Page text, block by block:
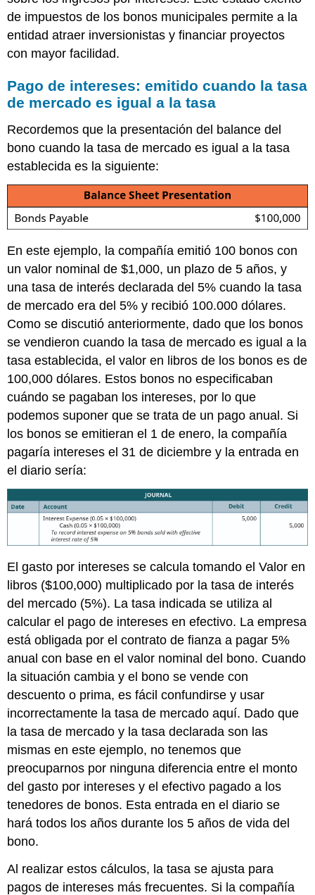
de impuestos de los bonos municipales permite a la
entidad atraer inversionistas y financiar proyectos
con mayor facilidad.
Pago de intereses: emitido cuando la tasa
de mercado es igual a la tasa
Recordemos que la presentación del balance del
bono cuando la tasa de mercado es igual a la tasa
establecida es la siguiente:
En este ejemplo, la compañía emitió 100 bonos con
un valor nominal de $1,000, un plazo de 5 años, y
una tasa de interés declarada del 5% cuando la tasa
de mercado era del 5% y recibió 100.000 dólares.
Como se discutió anteriormente, dado que los bonos
se vendieron cuando la tasa de mercado es igual a la
tasa establecida, el valor en libros de los bonos es de
100,000 dólares. Estos bonos no especificaban
cuándo se pagaban los intereses, por lo que
podemos suponer que se trata de un pago anual. Si
los bonos se emitieran el 1 de enero, la compañía
pagaría intereses el 31 de diciembre y la entrada en
el diario sería:
El gasto por intereses se calcula tomando el Valor en
libros ($100,000) multiplicado por la tasa de interés
del mercado (5%). La tasa indicada se utiliza al
calcular el pago de intereses en efectivo. La empresa
está obligada por el contrato de fianza a pagar 5%
anual con base en el valor nominal del bono. Cuando
la situación cambia y el bono se vende con
descuento o prima, es fácil confundirse y usar
incorrectamente la tasa de mercado aquí. Dado que
la tasa de mercado y la tasa declarada son las
mismas en este ejemplo, no tenemos que
preocuparnos por ninguna diferencia entre el monto
del gasto por intereses y el efectivo pagado a los
tenedores de bonos. Esta entrada en el diario se
hará todos los años durante los 5 años de vida del
bono.
Al realizar estos cálculos, la tasa se ajusta para
pagos de intereses más frecuentes. Si la compañía